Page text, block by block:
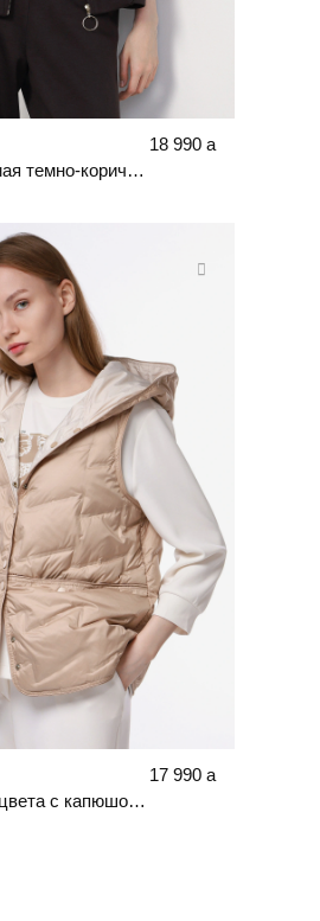
Куртка трикотажная темно-коричневого цвета
18 990 a
Жилет бежевого цвета с капюшоном
17 990 a